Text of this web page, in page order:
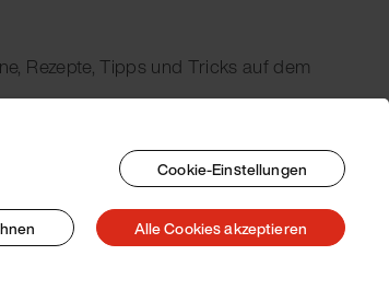
Rezepte, Tipps und Tricks auf dem
Cookie-Einstellungen
Alle Cookies akzeptieren